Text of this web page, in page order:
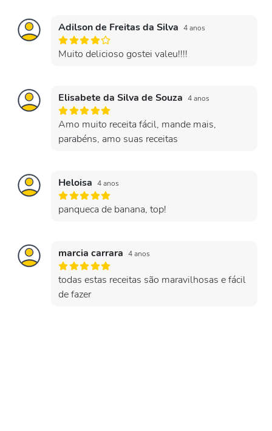
Adilson de Freitas da Silva 4 anos
Muito delicioso gostei valeu!!!!
Elisabete da Silva de Souza 4 anos
Amo muito receita fácil, mande mais,
parabéns, amo suas receitas
Heloisa 4 anos
panqueca de banana, top!
marcia carrara 4 anos
todas estas receitas são maravilhosas e fácil
de fazer